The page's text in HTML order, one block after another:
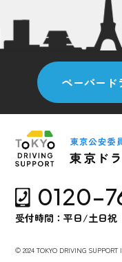
ペーパード
0120-
受付時間：平日/土日
© 2024 TOKYO DRIVING SUPPORT